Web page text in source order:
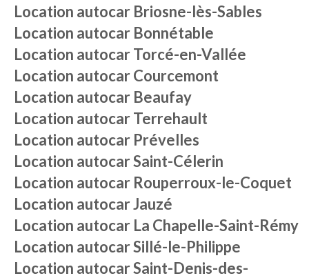
Location autocar Briosne-lès-Sables
Location autocar Bonnétable
Location autocarTorcé-en-Vallée
Location autocarCourcemont
Location autocar Beaufay
Location autocarTerrehault
Location autocar Prévelles
Location autocarSaint-Célerin
Location autocar Rouperroux-le-Coquet
Location autocarJauzé
Location autocar La Chapelle-Saint-Rémy
Location autocarSillé-le-Philippe
Location autocarSaint-Denis-des-